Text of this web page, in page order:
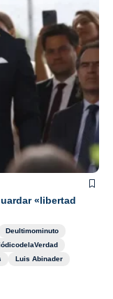
«libertad
Deultimominuto
Luis Abinader